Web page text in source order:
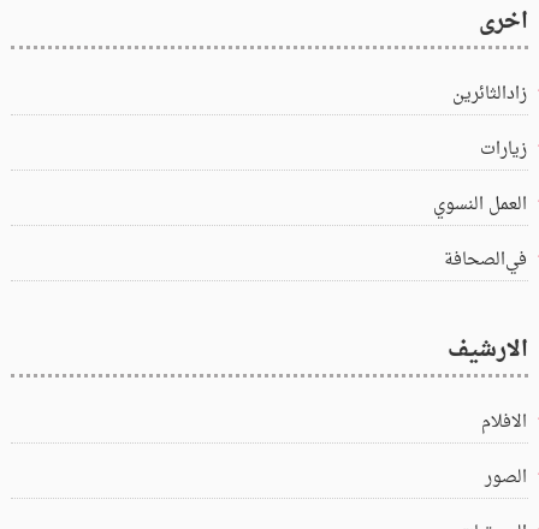
اخرى
زادالثائرين
زيارات
العمل النسوي
في‌الصحافة
الارشيف
الافلام
الصور